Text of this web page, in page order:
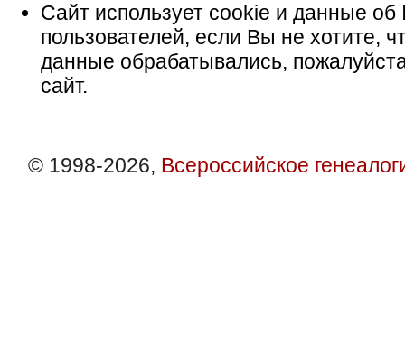
Сайт использует cookie и данные об
пользователей, если Вы не хотите,
данные обрабатывались,
сайт.
© 1998-2026, Всероссийское